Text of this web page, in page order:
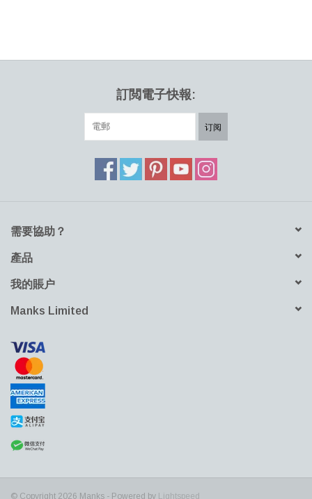
訂閲電子快報:
订阅
需要協助？
產品
我的賬户
Manks Limited
© Copyright 2026 Manks - Powered by Lightspeed